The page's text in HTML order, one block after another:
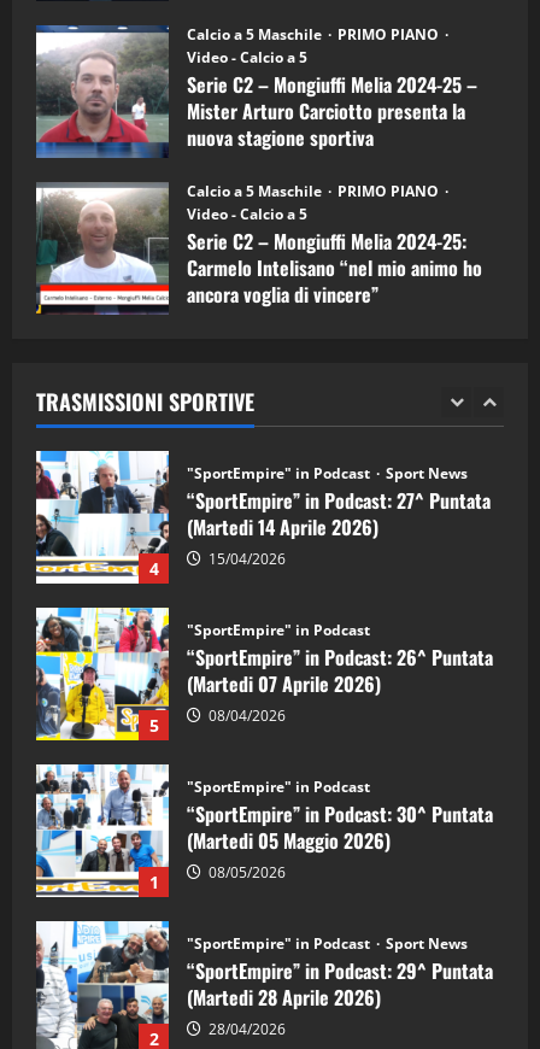
Calcio a 5 Maschile
PRIMO PIANO
Video - Calcio a 5
Serie C2 – Mongiuffi Melia 2024-25 –
Mister Arturo Carciotto presenta la
nuova stagione sportiva
Calcio a 5 Maschile
PRIMO PIANO
Video - Calcio a 5
Serie C2 – Mongiuffi Melia 2024-25:
Carmelo Intelisano “nel mio animo ho
ancora voglia di vincere”
TRASMISSIONI SPORTIVE
1
“SportEmpire” in Podcast: 30^ Puntata
(Martedi 05 Maggio 2026)
08/05/2026
2
“SportEmpire” in Podcast: 29^ Puntata
(Martedi 28 Aprile 2026)
28/04/2026
3 21/04/2026
4
"SportEmpire" in Podcast Sport News
“SportEmpire” in Podcast: 27^ Puntata
(Martedi 14 Aprile 2026)
15/04/2026
5
"SportEmpire" in Podcast
“SportEmpire” in Podcast: 26^ Puntata
(Martedi 07 Aprile 2026)
08/04/2026
1
"SportEmpire" in Podcast
“SportEmpire” in Podcast: 30^ Puntata
(Martedi 05 Maggio 2026)
08/05/2026
2
"SportEmpire" in Podcast Sport News
“SportEmpire” in Podcast: 29^ Puntata
(Martedi 28 Aprile 2026)
28/04/2026